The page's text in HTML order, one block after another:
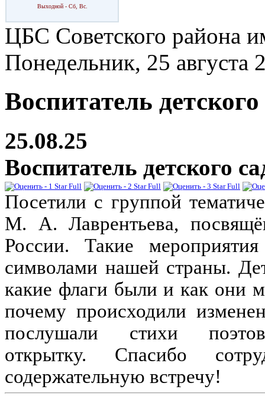
Выходной - Сб, Вс.
ЦБС Советского района
Понедельник, 25 августа
Воспитатель
25.08.25
Воспитатель детского
Посетили с группой
М. А. Лаврентьева,
России. Такие
символами нашей страны.
какие флаги были и как они
почему происходили
послушали стихи
открытку. Спасибо
содержательную встречу!